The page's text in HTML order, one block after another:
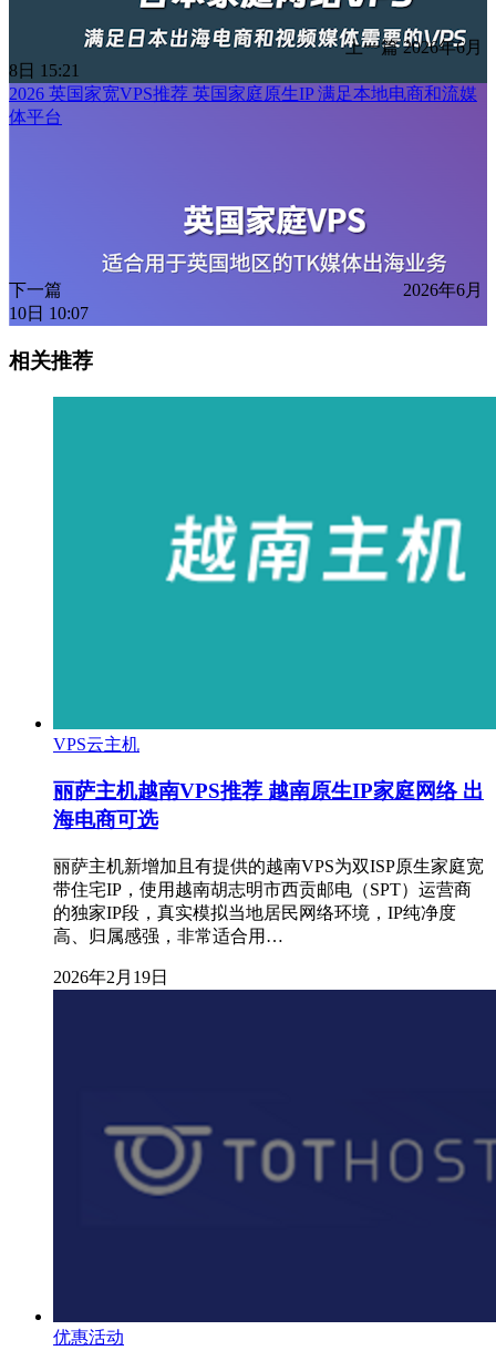
上一篇 2026年6月
8日 15:21
2026 英国家宽VPS推荐 英国家庭原生IP 满足本地电商和流媒
体平台
下一篇
2026年6月
10日 10:07
相关推荐
VPS云主机
丽萨主机越南VPS推荐 越南原生IP家庭网络 出
海电商可选
丽萨主机新增加且有提供的越南VPS为双ISP原生家庭宽
带住宅IP，使用越南胡志明市西贡邮电（SPT）运营商
的独家IP段，真实模拟当地居民网络环境，IP纯净度
高、归属感强，非常适合用…
2026年2月19日
优惠活动